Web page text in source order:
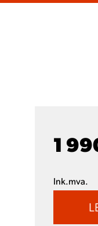
1
Ink.mva.